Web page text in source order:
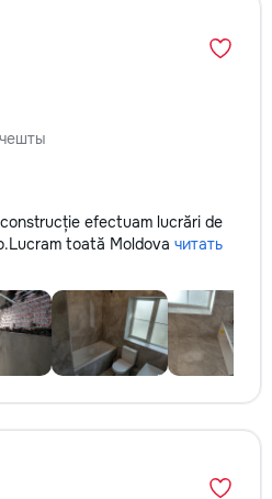
efectuam lucrări de
toată Moldova читать